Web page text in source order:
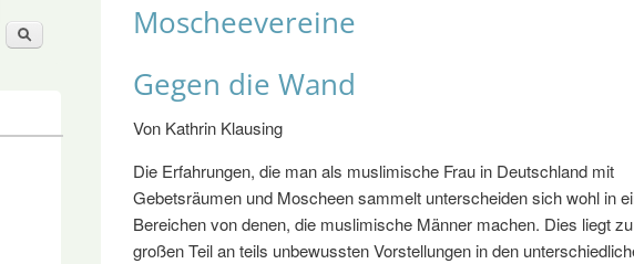
Moscheevereine
Gegen die Wand
Von Kathrin Klausing
Die Erfahrungen, die man als muslimische Frau in Deutschland mit
Gebetsräumen und Moscheen sammelt unterscheiden sich wohl in
Bereichen von denen, die muslimische Männer machen. Dies liegt
großen Teil an teils unbewussten Vorstellungen in den